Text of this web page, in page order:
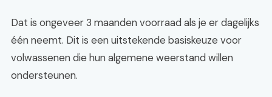
Dat is ongeveer 3 maanden voorraad als je er dagelijks
één neemt. Dit is een uitstekende basiskeuze voor
volwassenen die hun algemene weerstand willen
ondersteunen.